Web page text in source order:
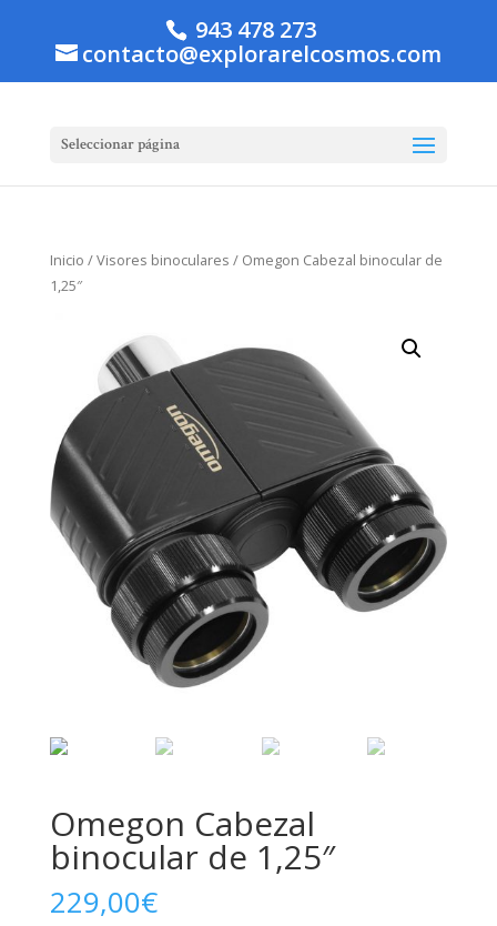
943 478 273
contacto@explorarelcosmos.com
Seleccionar página
Inicio /Visores binoculares / Omegon Cabezal binocular de
1,25″
Omegon Cabezal
binocular de 1,25″
229,00€